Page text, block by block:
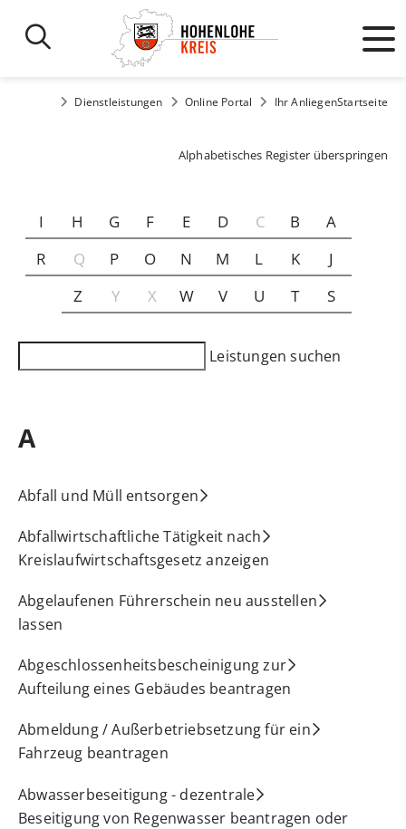
Startseite
Ihr Anliegen
Online Portal
Dienstleistungen
Alphabetisches Register überspringen
A
B
C
D
E
F
G
H
I
J
K
L
M
N
O
P
Q
R
S
T
U
V
W
X
Y
Z
Leistungen suchen
A
Abfall und Müll entsorgen
Abfallwirtschaftliche Tätigkeit nach
Kreislaufwirtschaftsgesetz anzeigen
Abgelaufenen Führerschein neu ausstellen
lassen
Abgeschlossenheitsbescheinigung zur
Aufteilung eines Gebäudes beantragen
Abmeldung / Außerbetriebsetzung für ein
Fahrzeug beantragen
Abwasserbeseitigung - dezentrale
Beseitigung von Regenwasser beantragen oder